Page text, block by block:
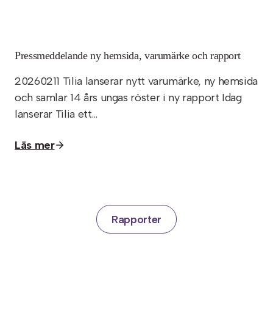
Pressmeddelande ny hemsida, varumärke och rapport
20260211 Tilia lanserar nytt varumärke, ny hemsida
och samlar 14 års ungas röster i ny rapport Idag
lanserar Tilia ett…
Läs mer
Rapporter